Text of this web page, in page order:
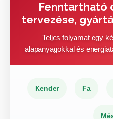
Fenntartható
tervezése,
Teljes folyamat egy
alapanyagokkal és
Kender Fa